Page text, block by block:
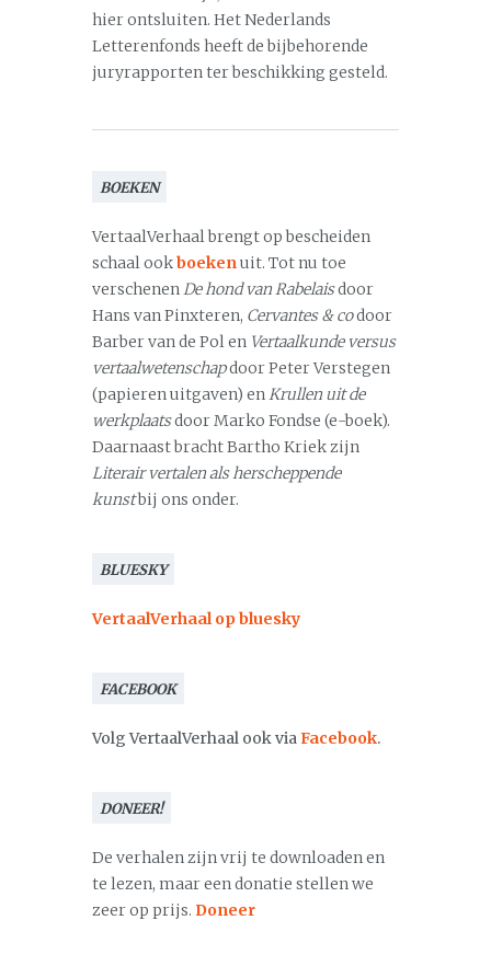
hier ontsluiten. Het Nederlands
Letterenfonds heeft de bijbehorende
juryrapporten ter beschikking gesteld.
BOEKEN
VertaalVerhaal brengt op bescheiden
schaal ookboekenuit. Tot nu toe
verschenenDe hond van Rabelaisdoor
Hans van Pinxteren, Cervantes & codoor
Barber van de Pol en Vertaalkunde versus
vertaalwetenschapdoor Peter Verstegen
(papieren uitgaven) enKrullen uit de
werkplaatsdoor Marko Fondse (e-boek).
Daarnaast bracht Bartho Kriek zijn
Literair vertalen als herscheppende
kunstbij ons onder.
BLUESKY
VertaalVerhaal op bluesky
FACEBOOK
Volg VertaalVerhaal ook viaFacebook.
DONEER!
De verhalen zijn vrij te downloaden en
te lezen, maar een donatie stellen we
zeer op prijs. Doneer